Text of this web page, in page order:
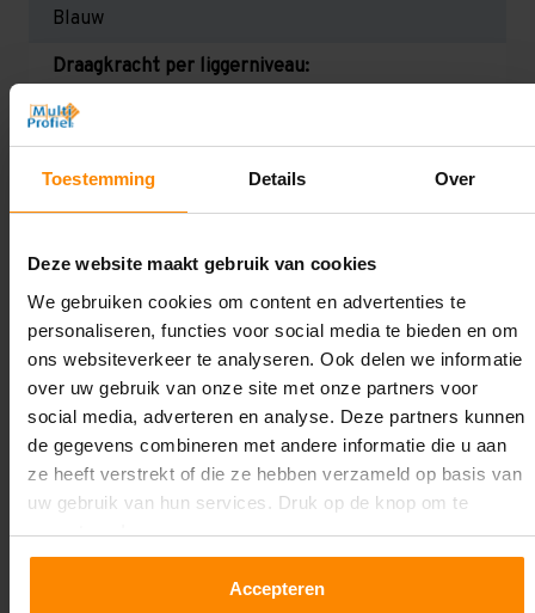
Toestemming Details Over
Deze website maakt gebruik van cookies
We gebruiken cookies om content en advertenties te
personaliseren, functies voor social media te bieden en om
ons websiteverkeer te analyseren. Ook delen we informatie
over uw gebruik van onze site met onze partners voor
social media, adverteren en analyse. Deze partners kunnen
de gegevens combineren met andere informatie die u aan
ze heeft verstrekt of die ze hebben verzameld op basis van
uw gebruik van hun services. Druk op de knop om te
accepteren!
Accepteren
Blauw
Draagkracht per liggerniveau:
2.300 kg (575 kg per pallet)
Maximale jukbelasting:
12340 kg
Oplossing op maat nodig?
Een maat die niet op de site staat? Hogere
draagkrachten? Speciale uitvoeringen? Onze
specialiteit!